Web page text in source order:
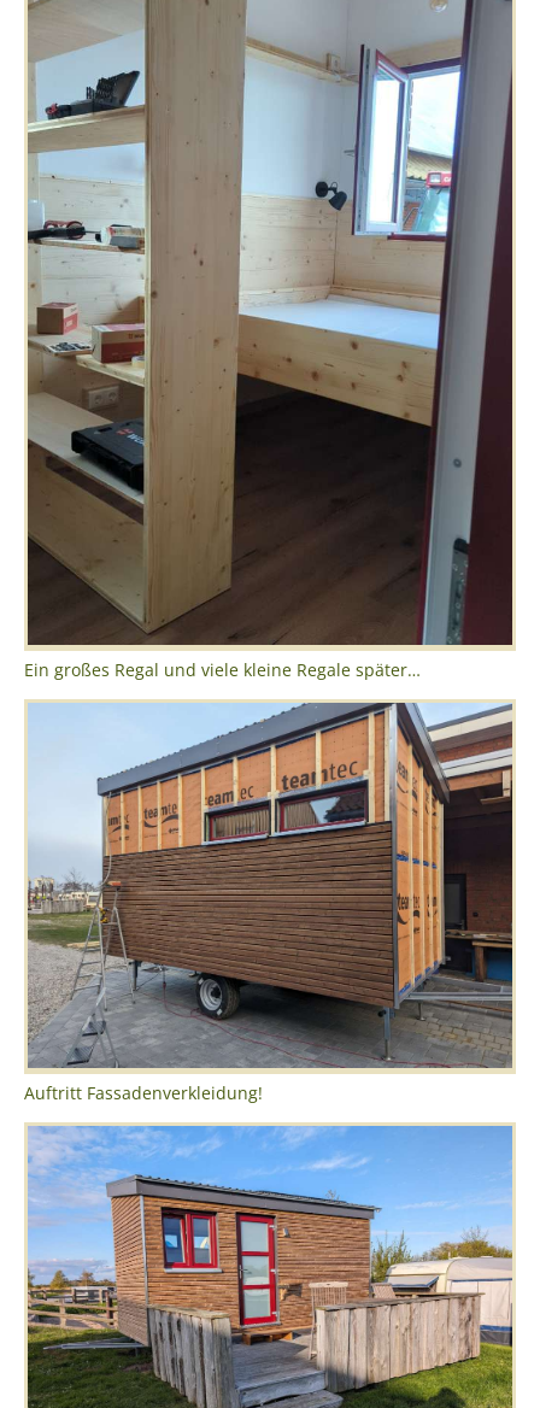
Ein großes Regal und viele kleine Regale später…
Auftritt Fassadenverkleidung!